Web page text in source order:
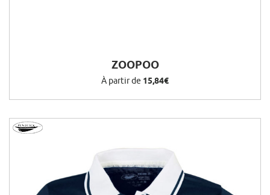
ZOOPOO
À partir de 15,84€